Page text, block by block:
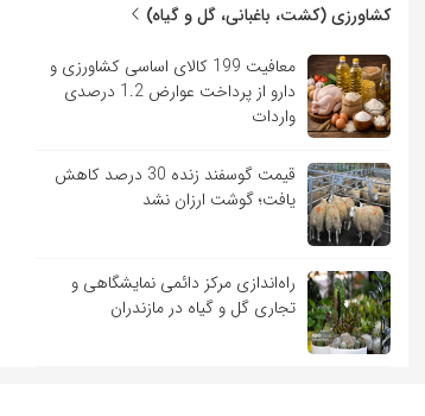
کشاورزی (کشت، باغبانی، گل و گیاه)
معافیت 199 کالای اساسی کشاورزی و
دارو از پرداخت عوارض 1.2 درصدی
واردات
قیمت گوسفند زنده 30 درصد کاهش
یافت؛ گوشت ارزان نشد
راه‌اندازی مرکز دائمی نمایشگاهی و
تجاری گل و گیاه در مازندران